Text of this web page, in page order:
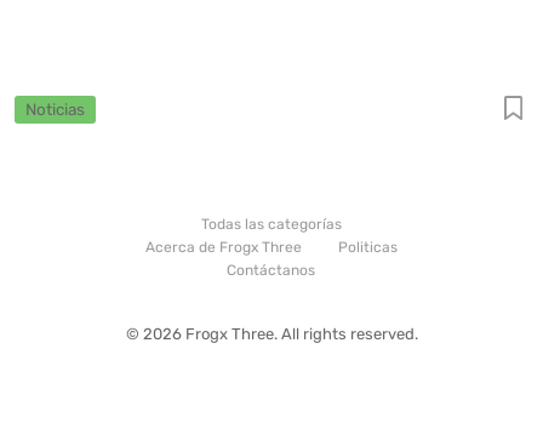
Noticias
Todas las categorías
Acerca de Frogx Three
Politicas
Contáctanos
© 2026 Frogx Three. All rights reserved.